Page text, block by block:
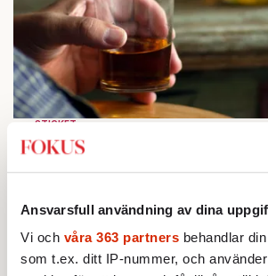
Ansvarsfull användning av dina
Vi och våra 363 partners behandlar
som t.ex. ditt IP-nummer, och
STICKET
1.Bitte Assarmo:
Sagan om den
ursprungsbefolkningen i Filipstad
KRÖNIKA
vänstern för Agnes Wold
3.Frans Wachtmeister:Ja, AC är ett
franska civilisationen